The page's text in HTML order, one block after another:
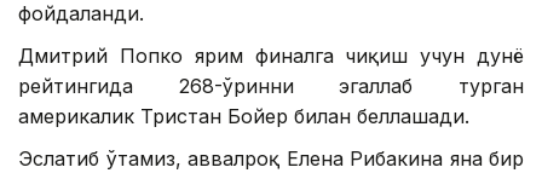
фойдаланди.
Дмитрий Попко ярим финалга чиқиш учун дунё
рейтингида 268-ўринни эгаллаб турган
америкалик Тристан Бойер билан беллашади.
Эслатиб ўтамиз, аввалроқ Елена Рибакина яна бир